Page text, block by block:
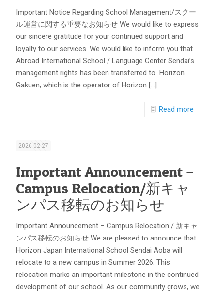
Important Notice Regarding School Management/スクー
ル運営に関する重要なお知らせ We would like to express
our sincere gratitude for your continued support and
loyalty to our services. We would like to inform you that
Abroad International School / Language Center Sendai’s
management rights has been transferred to Horizon
Gakuen, which is the operator of Horizon […]
Read more
2026-02-27
Important Announcement –
Campus Relocation/新キャ
ンパス移転のお知らせ
Important Announcement – Campus Relocation / 新キャ
ンパス移転のお知らせ We are pleased to announce that
Horizon Japan International School Sendai Aoba will
relocate to a new campus in Summer 2026. This
relocation marks an important milestone in the continued
development of our school. As our community grows, we